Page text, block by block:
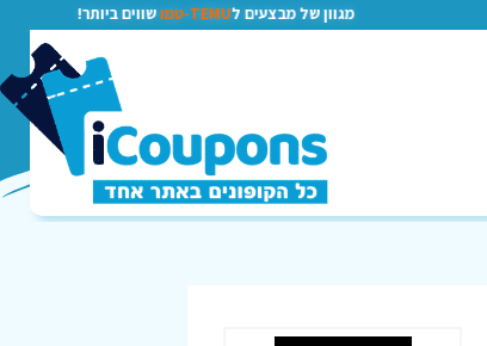
מגוון של מבצעים לTEMU-טמו שווים ביותר!